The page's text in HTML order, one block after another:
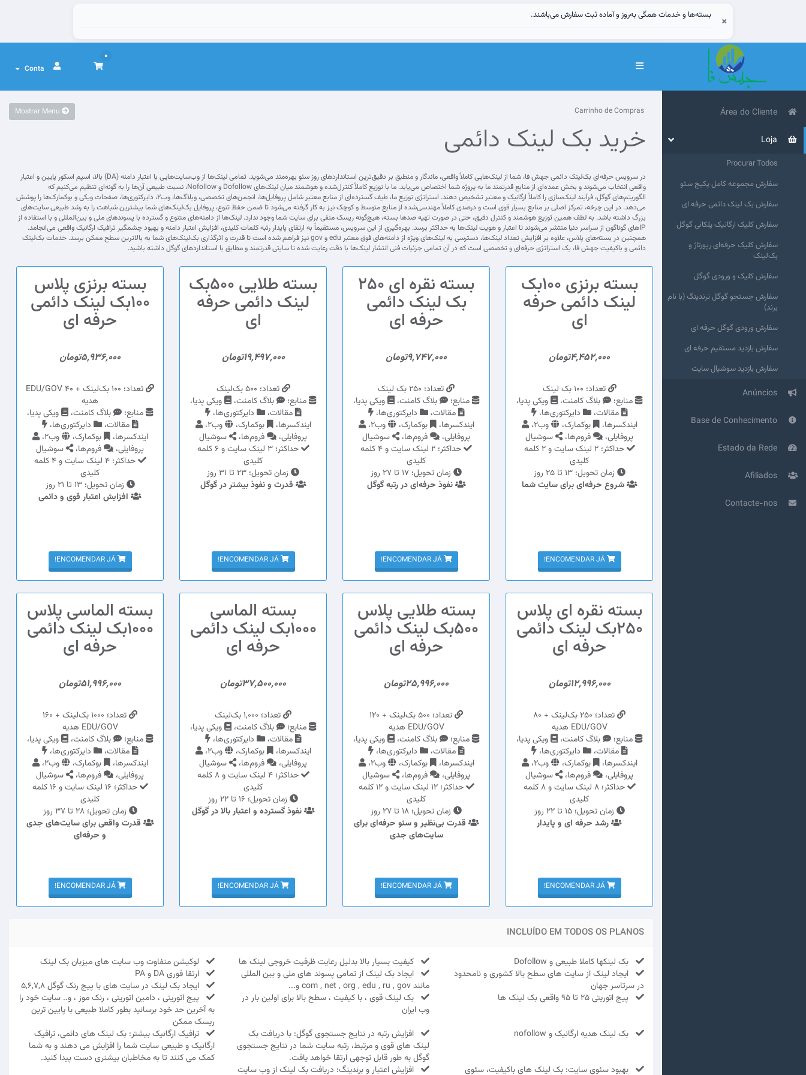
بسته‌ها و خدمات همگی به‌روز و آماده ثبت سفارش می‌باشند. ×
Alternar
0
Conta
Área do Cliente
Procurar Todos
سفارش مجموعه کامل پکیج سئو
سفارش بک لینک دائمی حرفه ای
سفارش کلیک ارگانیک پلکانی گوگل
سفارش کلیک حرفه‌ای رپورتاژ و
بک‌لینک
سفارش کلیک و ورودی گوگل
سفارش جستجو گوگل ترندینگ (با نام
برند)
سفارش ورودی گوگل حرفه ای
سفارش بازدید مستقیم حرفه ای
سفارش بازدید سوشیال سایت
Anúncios
Base de Conhecimento
Estado da Rede
Afiliados
Contacte-nos
Carrinho de Compras
خرید بک لینک دائمی
در سرویس حرفه‌ای بک‌لینک دائمی جهش فا، شما از لینک‌هایی کاملاً واقعی، ماندگار و منطبق بر دقیق‌ترین استانداردهای روز سئو بهره‌مند می‌شوید. تمامی لینک‌ها از وب‌سایت‌هایی با اعتبار دامنه (DA) بالا، اسپم اسکور پایین و اعتبار
واقعی انتخاب می‌شوند و بخش عمده‌ای از منابع قدرتمند ما به پروژه شما اختصاص می‌یابد. ما با توزیع کاملاً کنترل‌شده و هوشمند میان لینک‌های Dofollow و Nofollow، نسبت طبیعی آن‌ها را به گونه‌ای تنظیم می‌کنیم که
الگوریتم‌های گوگل، فرآیند لینک‌سازی را کاملاً ارگانیک و معتبر تشخیص دهند. استراتژی توزیع ما، طیف گسترده‌ای از منابع معتبر شامل پروفایل‌ها، انجمن‌های تخصصی، وبلاگ‌ها، وب‌۲، دایرکتوری‌ها، صفحات ویکی و بوکمارک‌ها را پوشش
می‌دهد. در این چرخه، تمرکز اصلی بر منابع بسیار قوی است و درصدی کاملاً مهندسی‌شده از منابع متوسط و کوچک نیز به کار گرفته می‌شود تا ضمن حفظ تنوع، پروفایل بک‌لینک‌های شما بیشترین شباهت را به رشد طبیعی سایت‌های
بزرگ داشته باشد. به لطف همین توزیع هوشمند و کنترل دقیق، حتی در صورت تهیه صدها بسته، هیچ‌گونه ریسک منفی برای سایت شما وجود ندارد. لینک‌ها از دامنه‌های متنوع و گسترده با پسوندهای ملی و بین‌المللی و با استفاده از
IPهای گوناگون از سراسر دنیا منتشر می‌شوند تا اعتبار و هویت لینک‌ها به حداکثر برسد. بهره‌گیری از این سرویس، مستقیماً به ارتقای پایدار رتبه کلمات کلیدی، افزایش اعتبار دامنه و بهبود چشمگیر ترافیک ارگانیک واقعی می‌انجامد.
همچنین در بسته‌های پلاس، علاوه بر افزایش تعداد لینک‌ها، دسترسی به لینک‌های ویژه از دامنه‌های فوق معتبر edu و gov نیز فراهم شده است تا قدرت و اثرگذاری بک‌لینک‌های شما به بالاترین سطح ممکن برسد. خدمات بک‌لینک
دائمی و باکیفیت جهش فا، یک استراتژی حرفه‌ای و تخصصی است که در آن تمامی جزئیات فنی انتشار لینک‌ها با دقت رعایت شده تا سایتی قدرتمند و مطابق با استانداردهای گوگل داشته باشید.
بسته برنزی 100بک
لینک دائمی حرفه
ای
4,452,000تومان
تعداد؛ 100 بک لینک
منابع؛
بلاگ کامنت،
ویکی پدیا،
مقالات،
دایرکتوری‌ها،
ایندکسرها،
بوکمارک،
وب2،
پروفایلی،
فروم‌ها،
سوشیال
حداکثر؛ 2 لینک سایت و 2 کلمه
کلیدی
زمان تحویل؛ 13 تا 25 روز
شروع حرفه‌ای برای سایت شما
ENCOMENDAR JÁ!
بسته نقره ای 250
بک لینک دائمی
حرفه ای
9,747,000تومان
تعداد؛ 250 بک لینک
منابع؛
بلاگ کامنت،
ویکی پدیا،
مقالات،
دایرکتوری‌ها،
ایندکسرها،
بوکمارک،
وب2،
پروفایلی،
فروم‌ها،
سوشیال
حداکثر؛ 2 لینک سایت و 4 کلمه
کلیدی
زمان تحویل؛ 17 تا 27 روز
نفوذ حرفه‌ای در رتبه گوگل
ENCOMENDAR JÁ!
بسته طلایی 500بک
لینک دائمی حرفه
ای
19,497,000تومان
تعداد؛ 500 بک‌لینک
منابع؛
بلاگ کامنت،
ویکی پدیا،
مقالات،
دایرکتوری‌ها،
ایندکسرها،
بوکمارک،
وب2،
پروفایلی،
فروم‌ها،
سوشیال
حداکثر؛ 3 لینک سایت و 6 کلمه
کلیدی
زمان تحویل؛ 23 تا 31 روز
قدرت و نفوذ بیشتر در گوگل
ENCOMENDAR JÁ!
بسته برنزی پلاس
100بک لینک دائمی
حرفه ای
5,936,000تومان
تعداد؛ 100 بک‌لینک + 40 EDU/GOV
هدیه
منابع؛
بلاگ کامنت،
ویکی پدیا،
مقالات،
دایرکتوری‌ها،
ایندکسرها،
بوکمارک،
وب2،
پروفایلی،
فروم‌ها،
سوشیال
حداکثر؛ 4 لینک سایت و 4 کلمه
کلیدی
زمان تحویل؛ 13 تا 21 روز
افزایش اعتبار قوی و دائمی
ENCOMENDAR JÁ!
بسته نقره ای پلاس
250بک لینک دائمی
حرفه ای
12,996,000تومان
تعداد؛ 250 بک‌لینک + 80
EDU/GOV هدیه
منابع؛
بلاگ کامنت،
ویکی پدیا،
مقالات،
دایرکتوری‌ها،
ایندکسرها،
بوکمارک،
وب2،
پروفایلی،
فروم‌ها،
سوشیال
حداکثر؛ 8 لینک سایت و 8 کلمه
کلیدی
زمان تحویل؛ 15 تا 22 روز
رشد حرفه ای و پایدار
ENCOMENDAR JÁ!
بسته طلایی پلاس
500بک لینک دائمی
حرفه ای
25,996,000تومان
تعداد؛ 500 بک‌لینک + 120
EDU/GOV هدیه
منابع؛
بلاگ کامنت،
ویکی پدیا،
مقالات،
دایرکتوری‌ها،
ایندکسرها،
بوکمارک،
وب2،
پروفایلی،
فروم‌ها،
سوشیال
حداکثر؛ 12 لینک سایت و 12 کلمه
کلیدی
زمان تحویل؛ 18 تا 27 روز
قدرت بی‌نظیر و سئو حرفه‌ای برای
سایت‌های جدی
ENCOMENDAR JÁ!
بسته الماسی
1000بک لینک دائمی
حرفه ای
37,500,000تومان
تعداد؛ 1,000 بک‌لینک
منابع؛
بلاگ کامنت،
ویکی پدیا،
مقالات،
دایرکتوری‌ها،
ایندکسرها،
بوکمارک،
وب2،
پروفایلی،
فروم‌ها،
سوشیال
حداکثر؛ 4 لینک سایت و 8 کلمه
کلیدی
زمان تحویل؛ 16 تا 22 روز
نفوذ گسترده و اعتبار بالا در گوگل
ENCOMENDAR JÁ!
بسته الماسی پلاس
1000بک لینک دائمی
حرفه ای
51,996,000تومان
تعداد؛ 1000 بک‌لینک + 160
EDU/GOV هدیه
منابع؛
بلاگ کامنت،
ویکی پدیا،
مقالات،
دایرکتوری‌ها،
ایندکسرها،
بوکمارک،
وب2،
پروفایلی،
فروم‌ها،
سوشیال
حداکثر؛ 16 لینک سایت و 16 کلمه
کلیدی
زمان تحویل؛ 28 تا 37 روز
قدرت واقعی برای سایت‌های جدی
و حرفه‌ای
ENCOMENDAR JÁ!
INCLUÍDO EM TODOS OS PLANOS
بک لینکها کاملا طبیعی و Dofollow کیفیت بسیار بالا بدلیل رعایت ظرفیت خروجی لینک ها
لوکیشن متفاوت وب سایت های میزبان بک لینک
ایجاد لینک از سایت های سطح بالا کشوری و نامحدود
در سرتاسر جهان
ایجاد بک لینک از تمامی پسوند های ملی و بین المللی
مانند com , net , org , edu , ru , gov و...
ارتقا فوری DA و PA
ایجاد بک لینک در سایت های با پیج رنک گوگل 5,6,7,8
پیج اتوریتی 25 تا 95 واقعی بک لینک ها
بک لینک قوی ، با کیفیت ، سطح بالا برای اولین بار در
وب ایران
پیج اتوریتی ، دامین اتوریتی ، رنک موز ، و.. سایت خود را
به آخرین حد خود برسانید بطور کاملا طبیعی با پایین ترین
ریسک ممکن
بک لینک هدیه ارگانیک و nofollow
افزایش رتبه در نتایج جستجوی گوگل: با دریافت بک
لینک های قوی و مرتبط، رتبه سایت شما در نتایج جستجوی
گوگل به طور قابل توجهی ارتقا خواهد یافت.
ترافیک ارگانیک بیشتر: بک لینک های دائمی، ترافیک
ارگانیک و طبیعی سایت شما را افزایش می دهند و به شما
کمک می کنند تا به مخاطبان بیشتری دست پیدا کنید.
بهبود سئوی سایت: بک لینک های باکیفیت، سئوی
افزایش اعتبار و برندینگ: دریافت بک لینک از وب سایت